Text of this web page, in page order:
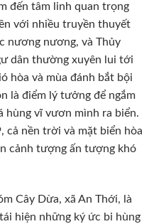
đến tâm linh quan trọng
với nhiều truyền thuyết
nương nương, và Thủy
dân thường xuyên lui tới
hòa và mùa đánh bắt bội
là điểm lý tưởng để ngắm
hùng vĩ vươn mình ra biển.
cả nền trời và mặt biển hòa
cảnh tượng ấn tượng khó
Cây Dừa, xã An Thới, là
hiện những ký ức bi hùng